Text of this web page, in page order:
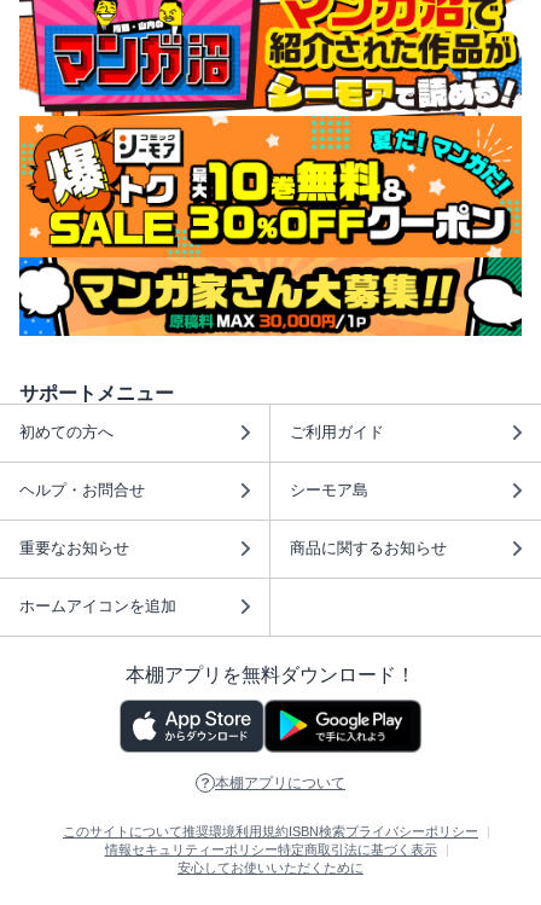
サポートメニュー
初めての方へ ご利用ガイド
ヘルプ・お問合せ シーモア島
重要なお知らせ 商品に関するお知らせ
ホームアイコンを追加
本棚アプリを無料ダウンロード！
本棚アプリについて
このサイトについて推奨環境利用規約 ISBN検索プライバシーポリシー
情報セキュリティーポリシー特定商取引法に基づく表示
安心してお使いいただくために